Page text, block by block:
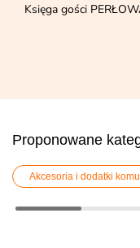
Księga gości
Proponowane
Akcesoria i dodatki